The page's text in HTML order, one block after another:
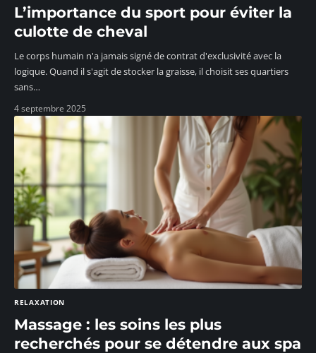
L’importance du sport pour éviter la
culotte de cheval
Le corps humain n'a jamais signé de contrat d'exclusivité avec la
logique. Quand il s'agit de stocker la graisse, il choisit ses quartiers
sans…
4 septembre 2025
RELAXATION
Massage : les soins les plus
recherchés pour se détendre aux spa